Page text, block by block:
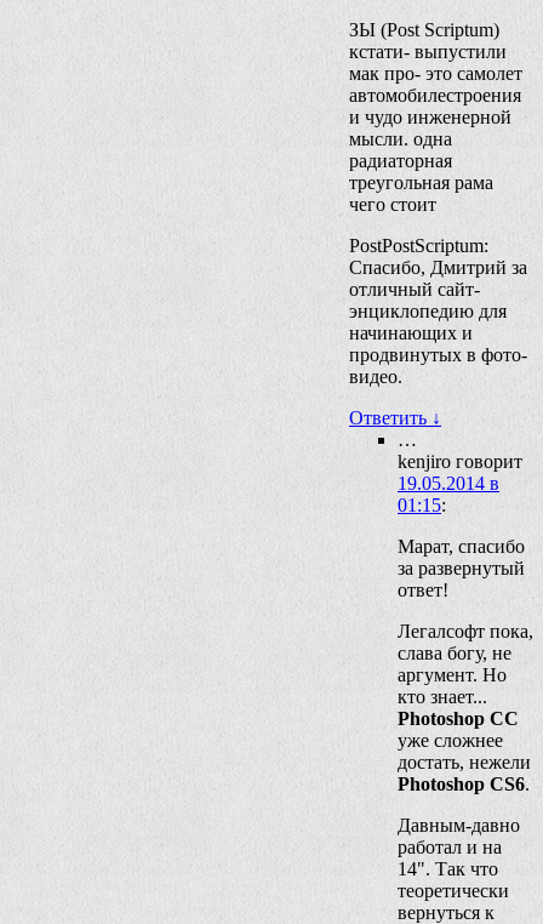
ЗЫ (Post Scriptum)
кстати- выпустили
мак про- это самолет
автомобилестроения
и чудо инженерной
мысли. одна
радиаторная
треугольная рама
чего стоит
PostPostScriptum:
Спасибо, Дмитрий за
отличный сайт-
энциклопедию для
начинающих и
продвинутых в фото-
видео.
Ответить ↓
…
kenjiro говорит
19.05.2014 в
01:15:
Марат, спасибо
за развернутый
ответ!
Легалсофт пока,
слава богу, не
аргумент. Но
кто знает...
Photoshop CC
уже сложнее
достать, нежели
Photoshop CS6.
Давным-давно
работал и на
14". Так что
теоретически
вернуться к